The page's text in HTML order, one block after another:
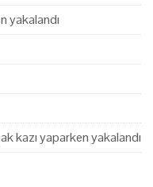
yakalandı
kazı yaparken yakalandı